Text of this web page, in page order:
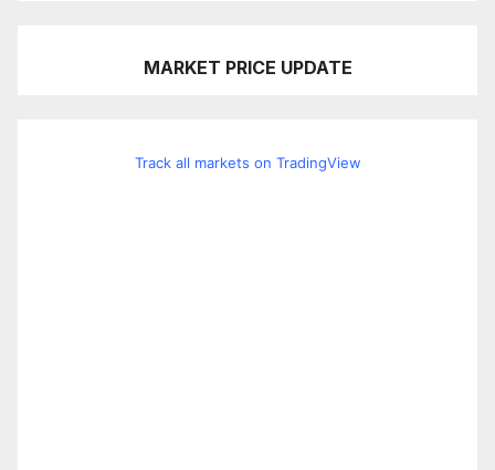
MARKET PRICE UPDATE
Track all markets on TradingView